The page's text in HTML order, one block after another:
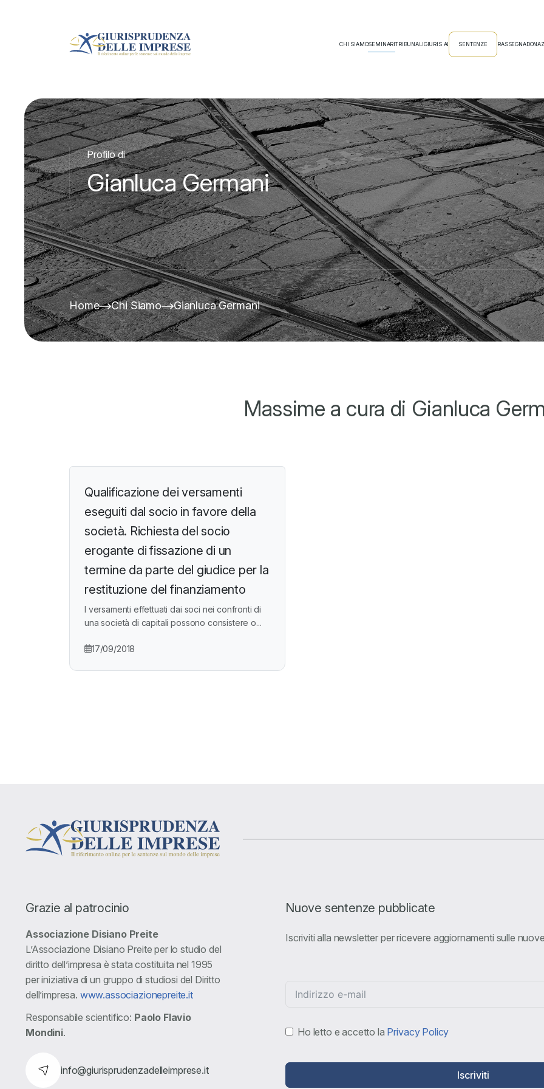
CHI SIAMOSEMINARITRIBUNALIGIURIS AI SENTENZE RASSEGNA
Profilo di
Gianluca Germani
Home Chi Siamo Gianluca Germani
Massime a cura di Gianluca
Qualificazione dei versamenti
eseguiti dal socio in favore della
società. Richiesta del socio
erogante di fissazione di un
termine da parte del giudice per la
restituzione del finanziamento
I versamenti effettuati dai soci nei confronti di
una società di capitali possono consistere o...
17/09/2018
Grazie al patrocinio
Associazione Disiano Preite
L’Associazione Disiano Preite per lo studio del
diritto dell’impresa è stata costituita nel 1995
per iniziativa di un gruppo di studiosi del Diritto
dell’impresa. www.associazionepreite.it
Responsabile scientifico: Paolo Flavio
Mondini.
info@giurisprudenzadelleimprese.it
Nuove sentenze pubblicate
Iscriviti alla newsletter per ricevere aggiornamenti sulle
Ho letto e accetto la Privacy Policy
Iscriviti